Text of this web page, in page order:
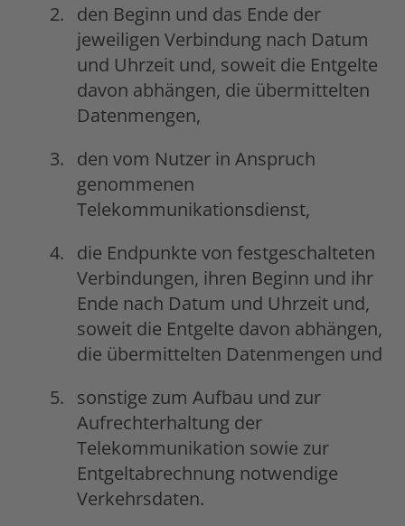
den Beginn und das Ende der
jeweiligen Verbindung nach Datum
und Uhrzeit und, soweit die Entgelte
davon abhängen, die übermittelten
Datenmengen,
den vom Nutzer in Anspruch
genommenen
Telekommunikationsdienst,
die Endpunkte von festgeschalteten
Verbindungen, ihren Beginn und ihr
Ende nach Datum und Uhrzeit und,
soweit die Entgelte davon abhängen,
die übermittelten Datenmengen und
sonstige zum Aufbau und zur
Aufrechterhaltung der
Telekommunikation sowie zur
Entgeltabrechnung notwendige
Verkehrsdaten.